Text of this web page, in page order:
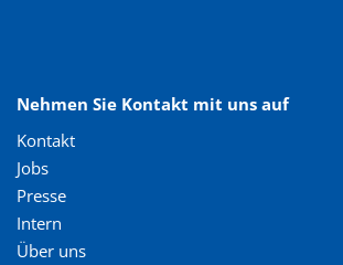
Nehmen Sie Kontakt mit uns auf
Kontakt
Jobs
Presse
Intern
Über uns